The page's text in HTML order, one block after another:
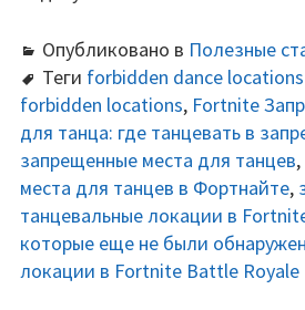
Опубликовано в Полезные
Теги forbidden dance
forbidden locations, Fortnite
для танца: где танцевать в
запрещенные места для танцев,
места для танцев в Фортнайте,
танцевальные локации в
которые еще не были
локации в Fortnite Battle Royale